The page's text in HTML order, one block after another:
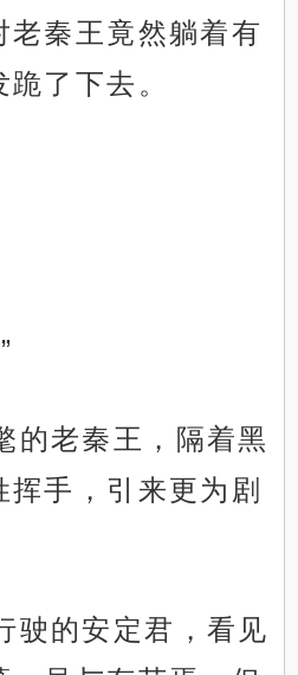
老秦王竟然躺着有
了下去。
的老秦王，隔着黑
手，引来更为剧
驶的安定君，看见